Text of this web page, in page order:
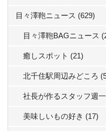
目々澤鞄ニュース (629)
目々澤鞄BAGニュース
癒しスポット (21)
北千住駅周辺みどころ
社長が作るスタッフ週
美味しいもの好き (17)